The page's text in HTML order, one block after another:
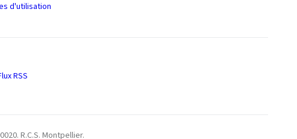
d'utilisation
RSS
R.C.S. Montpellier.